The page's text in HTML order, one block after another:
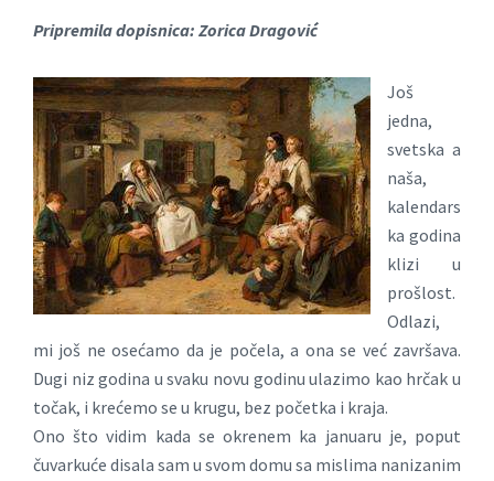
Pripremila dopisnica: Zorica Dragović
Još
jedna,
svetska a
naša,
kalendars
ka godina
klizi u
prošlost.
Odlazi,
mi još ne osećamo da je počela, a ona se već završava.
Dugi niz godina u svaku novu godinu ulazimo kao hrčak u
točak, i krećemo se u krugu, bez početka i kraja.
Ono što vidim kada se okrenem ka januaru je, poput
čuvarkuće disala sam u svom domu sa mislima nanizanim